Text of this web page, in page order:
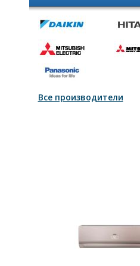
Все производители